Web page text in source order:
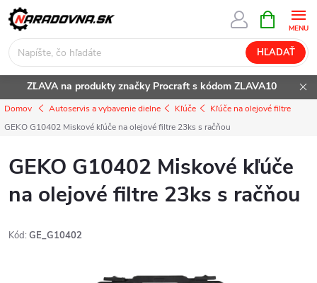
Prejsť
na
obsah
HĽADAŤ
KOŠÍK
ZĽAVA na produkty značky Procraft s kódom ZLAVA10
Domov Autoservis a vybavenie dielne Kľúče
Kľúče na olejové filtre
GEKO G10402 Miskové kľúče na olejové filtre 23ks s račňou
GEKO G10402 Miskové kľúče
na olejové filtre 23ks s račňou
Kód: GE_G10402